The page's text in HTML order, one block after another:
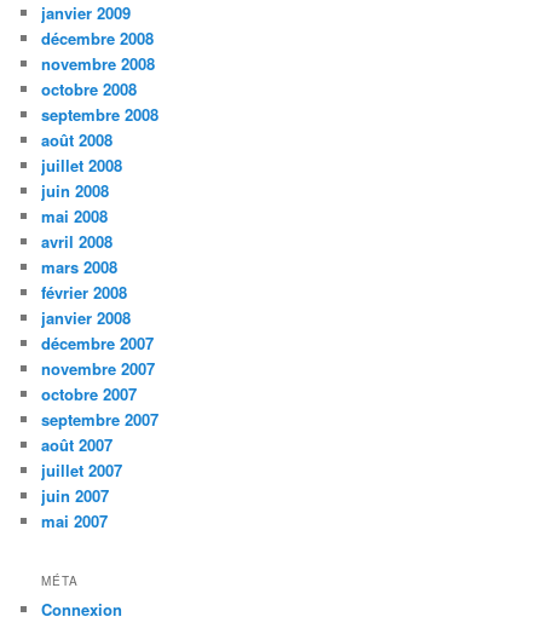
janvier 2009
décembre 2008
novembre 2008
octobre 2008
septembre 2008
août 2008
juillet 2008
juin 2008
mai 2008
avril 2008
mars 2008
février 2008
janvier 2008
décembre 2007
novembre 2007
octobre 2007
septembre 2007
août 2007
juillet 2007
juin 2007
mai 2007
MÉTA
Connexion